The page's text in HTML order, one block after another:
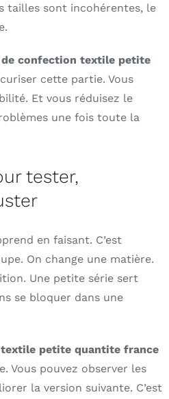
tailles sont incohérentes, le
confection textile petite
cette partie. Vous
Et vous réduisez le
une fois toute la
tester,
en faisant. C’est
On change une matière.
Une petite série sert
se bloquer dans une
petite quantite france
Vous pouvez observer les
la version suivante. C’est